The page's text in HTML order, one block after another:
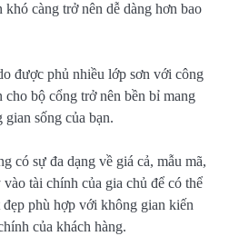
khó càng trở nên dễ dàng hơn bao
được phủ nhiều lớp sơn với công
bộ cổng trở nên bền bỉ mang
sống của bạn.
có sự đa dạng về giá cả, mẫu mã,
tài chính của gia chủ để có thể
phù hợp với không gian kiến
của khách hàng.